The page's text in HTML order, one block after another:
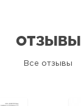
ОТЗЫВЫ
Все отзывы